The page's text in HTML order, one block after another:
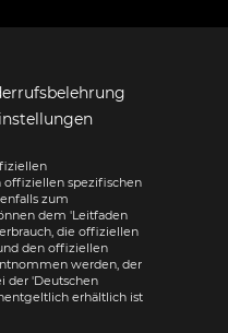
offiziellen spezifischen
zum
dem 'Leitfaden
die offiziellen
den offiziellen
werden, der
der 'Deutschen
erhältlich ist